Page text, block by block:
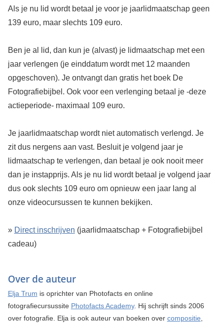
Als je nu lid wordt betaal je voor je jaarlidmaatschap geen
139 euro, maar slechts 109 euro.
Ben je al lid, dan kun je (alvast) je lidmaatschap met een
jaar verlengen (je einddatum wordt met 12 maanden
opgeschoven). Je ontvangt dan gratis het boek De
Fotografiebijbel. Ook voor een verlenging betaal je -deze
actieperiode- maximaal 109 euro.
Je jaarlidmaatschap wordt niet automatisch verlengd. Je
zit dus nergens aan vast. Besluit je volgend jaar je
lidmaatschap te verlengen, dan betaal je ook nooit meer
dan je instapprijs. Als je nu lid wordt betaal je volgend jaar
dus ook slechts 109 euro om opnieuw een jaar lang al
onze videocursussen te kunnen bekijken.
» Direct inschrijven (jaarlidmaatschap + Fotografiebijbel
cadeau)
Over de auteur
Elja Trum is oprichter van Photofacts en online
fotografiecursussite Photofacts Academy. Hij schrijft sinds 2006
over fotografie. Elja is ook auteur van boeken over compositie